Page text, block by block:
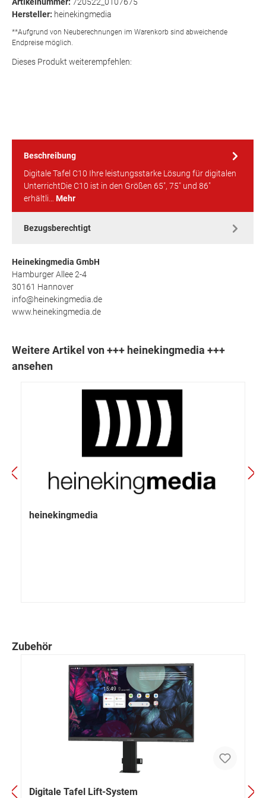
Artikelnummer: 720522_0107675
Hersteller: heinekingmedia
**Aufgrund von Neuberechnungen im Warenkorb sind abweichende
Endpreise möglich.
Dieses Produkt weiterempfehlen:
Beschreibung
Digitale Tafel C10 Ihre leistungsstarke Lösung für digitalen
UnterrichtDie C10 ist in den Größen 65", 75" und 86"
erhältli… Mehr
Bezugsberechtigt
Heinekingmedia GmbH
Hamburger Allee 2-4
30161 Hannover
info@heinekingmedia.de
www.heinekingmedia.de
Weitere Artikel von +++ heinekingmedia +++
ansehen
heinekingmedia
Zubehör
Digitale Tafel Lift-System